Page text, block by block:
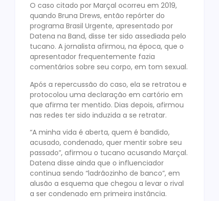
O caso citado por Marçal ocorreu em 2019,
quando Bruna Drews, então repórter do
programa Brasil Urgente, apresentado por
Datena na Band, disse ter sido assediada pelo
tucano. A jornalista afirmou, na época, que o
apresentador frequentemente fazia
comentários sobre seu corpo, em tom sexual.
Após a repercussão do caso, ela se retratou e
protocolou uma declaração em cartório em
que afirma ter mentido. Dias depois, afirmou
nas redes ter sido induzida a se retratar.
“A minha vida é aberta, quem é bandido,
acusado, condenado, quer mentir sobre seu
passado”, afirmou o tucano acusando Marçal.
Datena disse ainda que o influenciador
continua sendo “ladrãozinho de banco”, em
alusão a esquema que chegou a levar o rival
a ser condenado em primeira instância.